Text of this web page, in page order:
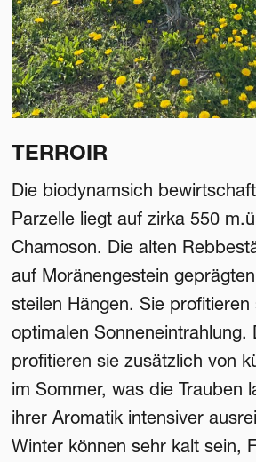
TERROIR
Die biodynamsich
Parzelle liegt auf zirka 550
Chamoson. Die alten
auf Moränengestein
steilen Hängen. Sie profitieren
optimalen Sonneneintrahlung.
profitieren sie zusätzlich von
im Sommer, was die Trauben
ihrer Aromatik intensiver
Winter können sehr kalt sein,